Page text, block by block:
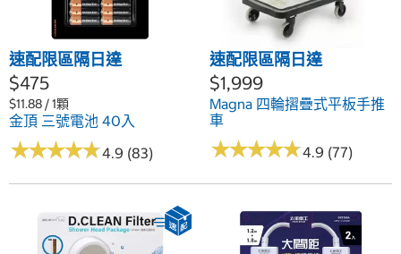
速配限區隔日達
$475
$11.88 / 1顆
金頂 三號電池 40入
★★★★★
★★★★★4.9 (83)
速配限區隔日達
$1,999
Magna 四輪摺疊式平板手推
車
★★★★★
★★★★★4.9 (77)